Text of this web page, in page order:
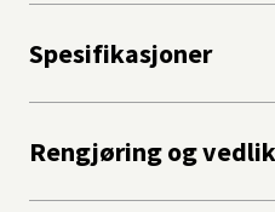
Spesifikasjoner
Rengjøring og